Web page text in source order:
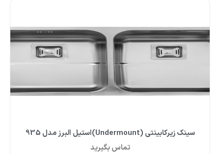
سینک زیرکابینتی (Undermount)استیل البرز مدل 935
تماس بگیرید